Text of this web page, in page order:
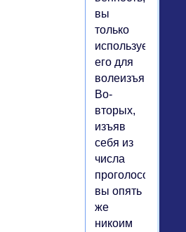
вы
только
используете
его для
волеизъявления.
Во-
вторых,
изъяв
себя из
числа
вы опять
же
никоим